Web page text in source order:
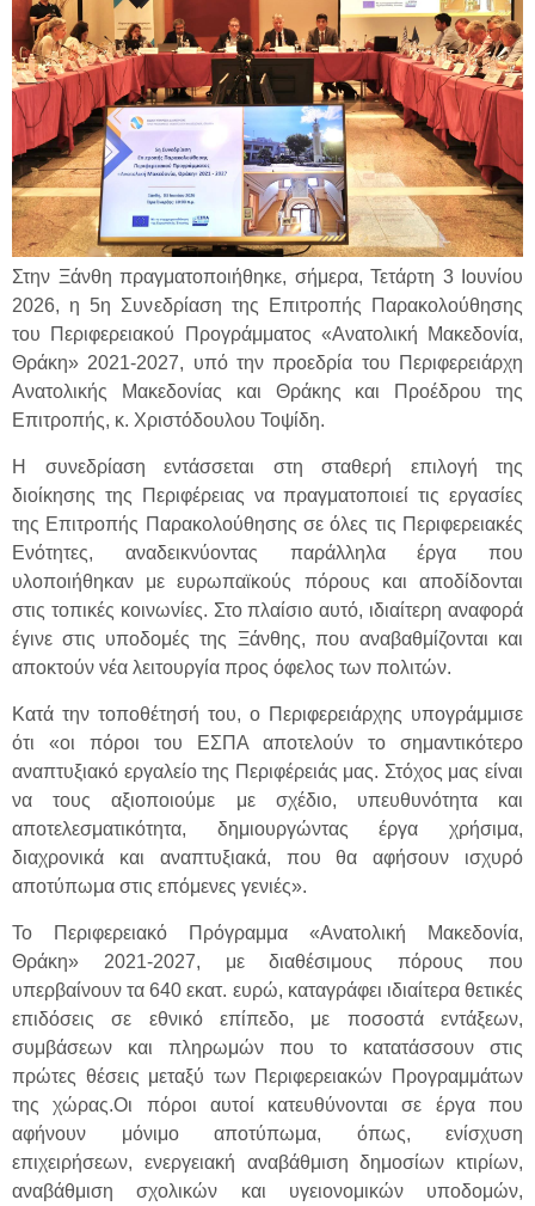
Στην Ξάνθη πραγματοποιήθηκε, σήμερα, Τετάρτη 3 Ιουνίου
2026, η 5η Συνεδρίαση της Επιτροπής Παρακολούθησης
του Περιφερειακού Προγράμματος «Ανατολική Μακεδονία,
Θράκη» 2021-2027, υπό την προεδρία του Περιφερειάρχη
Ανατολικής Μακεδονίας και Θράκης και Προέδρου της
Επιτροπής, κ. Χριστόδουλου Τοψίδη.
Η συνεδρίαση εντάσσεται στη σταθερή επιλογή της
διοίκησης της Περιφέρειας να πραγματοποιεί τις εργασίες
της Επιτροπής Παρακολούθησης σε όλες τις Περιφερειακές
Ενότητες, αναδεικνύοντας παράλληλα έργα που
υλοποιήθηκαν με ευρωπαϊκούς πόρους και αποδίδονται
στις τοπικές κοινωνίες. Στο πλαίσιο αυτό, ιδιαίτερη αναφορά
έγινε στις υποδομές της Ξάνθης, που αναβαθμίζονται και
αποκτούν νέα λειτουργία προς όφελος των πολιτών.
Κατά την τοποθέτησή του, ο Περιφερειάρχης υπογράμμισε
ότι «οι πόροι του ΕΣΠΑ αποτελούν το σημαντικότερο
αναπτυξιακό εργαλείο της Περιφέρειάς μας. Στόχος μας είναι
να τους αξιοποιούμε με σχέδιο, υπευθυνότητα και
αποτελεσματικότητα, δημιουργώντας έργα χρήσιμα,
διαχρονικά και αναπτυξιακά, που θα αφήσουν ισχυρό
αποτύπωμα στις επόμενες γενιές».
Το Περιφερειακό Πρόγραμμα «Ανατολική Μακεδονία,
Θράκη» 2021-2027, με διαθέσιμους πόρους που
υπερβαίνουν τα 640 εκατ. ευρώ, καταγράφει ιδιαίτερα θετικές
επιδόσεις σε εθνικό επίπεδο, με ποσοστά εντάξεων,
συμβάσεων και πληρωμών που το κατατάσσουν στις
πρώτες θέσεις μεταξύ των Περιφερειακών Προγραμμάτων
της χώρας.Οι πόροι αυτοί κατευθύνονται σε έργα που
αφήνουν μόνιμο αποτύπωμα, όπως, ενίσχυση
επιχειρήσεων, ενεργειακή αναβάθμιση δημοσίων κτιρίων,
αναβάθμιση σχολικών και υγειονομικών υποδομών,